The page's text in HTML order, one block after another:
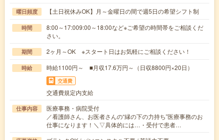
曜日頻度 【土日祝休みOK】月～金曜日の間で週5日の希望シフト制
時間
8:00～17:009:00～18:00など※ご希望の時間帯をご相談くだ
さい。
期間 2ヶ月～OK ※スタート日はお気軽にご相談ください！
時給 時給1100円～ ■月収17.6万円～（日収8800円×20日）
交通費
交通費規定内支給
仕事内容
医療事務・病院受付
／看護師さん、お医者さんの“縁の下の力持ち”医療事務のお
仕事になります！＼▽具体的には…・受付で患者…